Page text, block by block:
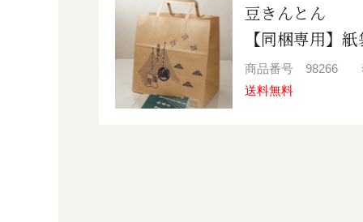
豆きんとん
【同梱専用】
商品番号 98266
送料無料